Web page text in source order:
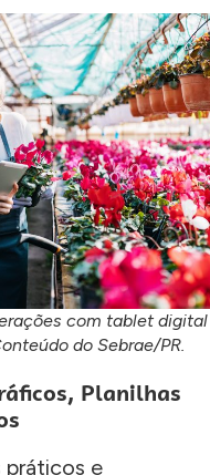
com tablet digital
do Sebrae/PR.
Planilhas
práticos e